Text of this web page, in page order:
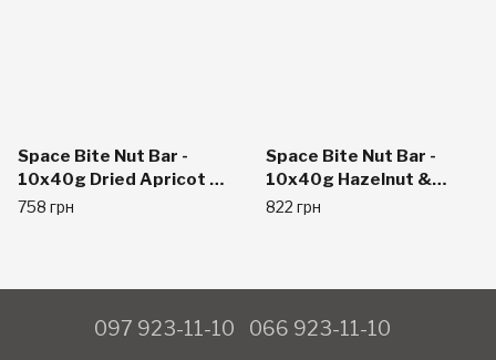
Space Bite Nut Bar -
10x40g Dried Apricot &
Pecan
758 грн
Space Bite Nut Bar -
10x40g Hazelnut &
Chocolate
822 грн
097 923-11-10 066 923-11-10